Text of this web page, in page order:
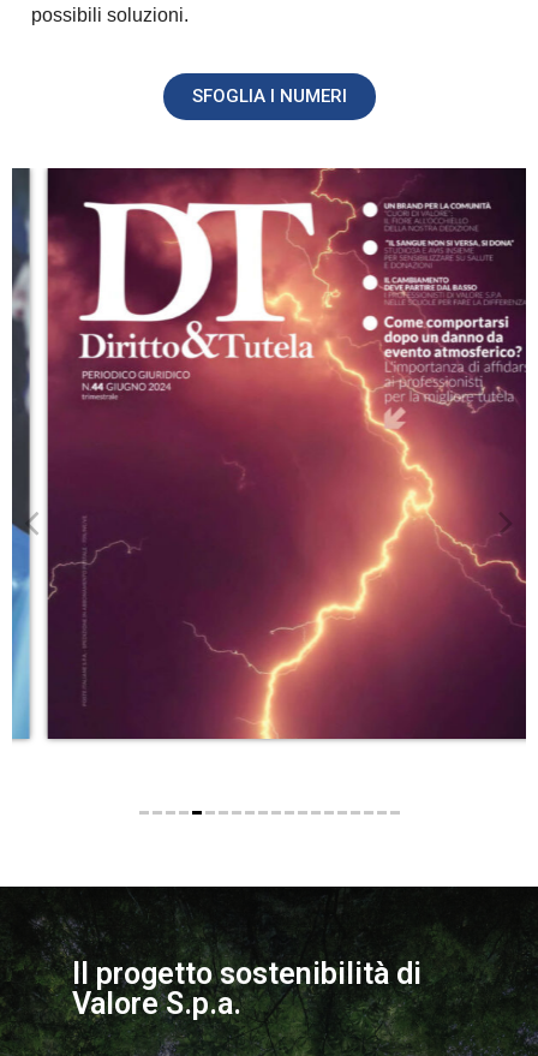
possibili soluzioni.
SFOGLIA I NUMERI
Il progetto sostenibilità di
Valore S.p.a.